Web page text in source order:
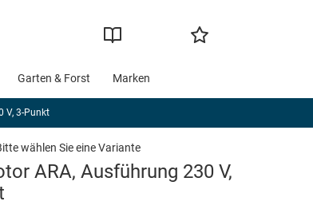
Garten & Forst Marken
V, 3-Punkt
wählen Sie eine Variante
ARA, Ausführung 230 V,